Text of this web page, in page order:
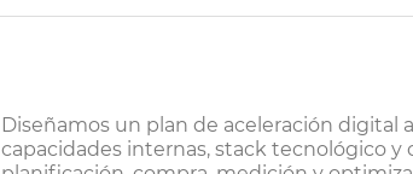
Diseñamos un plan de aceleración digital
capacidades internas, stack tecnológico